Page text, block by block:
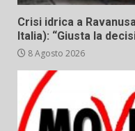
Crisi idrica a
Italia): “Giusta la
8 Agosto 2026